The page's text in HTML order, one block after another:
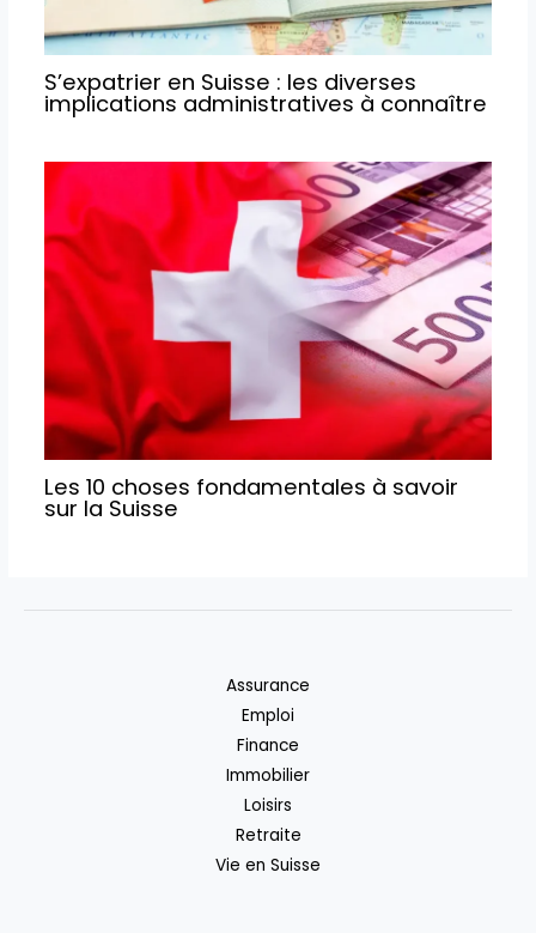
S’expatrier en Suisse : les diverses
implications administratives à connaître
Les 10 choses fondamentales à savoir
sur la Suisse
Assurance
Emploi
Finance
Immobilier
Loisirs
Retraite
Vie en Suisse